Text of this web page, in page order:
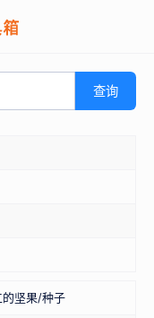
查询
的坚果/种子